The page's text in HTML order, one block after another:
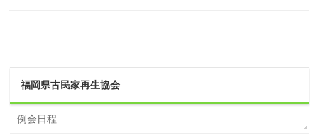
福岡県古民家再生協会
例会日程